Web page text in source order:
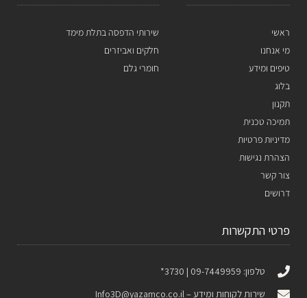
ראשי
מי אנחנו
טיפים ומידע
בלוג
תקנון
תמיכה טכנית
מדיניות פרטיות
הצהרת נגישות
צור קשר
דרושים
שירותי הדפסה בתלת מימד
חלקים ואביזרים
חומרי גלם
פרטי התקשרות
טלפון: 09-7449959 | 3730*
שירות לקוחות ומידע –Info3D@yazamco.co.il